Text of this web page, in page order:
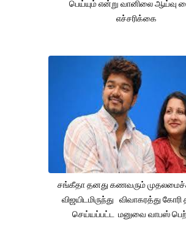
பெய்யும் என்று வானிலை ஆய்வு
எச்சரிக்கை
சங்கீதா தனது கணவரும்
விஜயிடமிருந்து விவாகரத்து
செய்யப்பட்ட மனுவை வாபஸ்